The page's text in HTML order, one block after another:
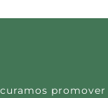
promover